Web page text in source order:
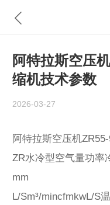
阿特拉斯空压
缩机技术参数
2026-03-27
阿特拉斯空压机
ZR水冷型空气量功率
mm
L/Sm³/mincfmkwL/S